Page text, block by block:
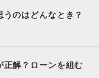
のはどんなとき？
正解？ローンを組む